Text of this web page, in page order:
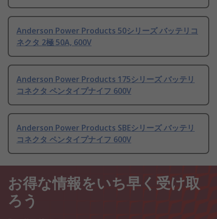
Anderson Power Products 50シリーズ バッテリコ
ネクタ 2極 50A, 600V
Anderson Power Products 175シリーズ バッテリ
コネクタ ペンタイプナイフ 600V
Anderson Power Products SBEシリーズ バッテリ
コネクタ ペンタイプナイフ 600V
お得な情報をいち早く受け取
ろう